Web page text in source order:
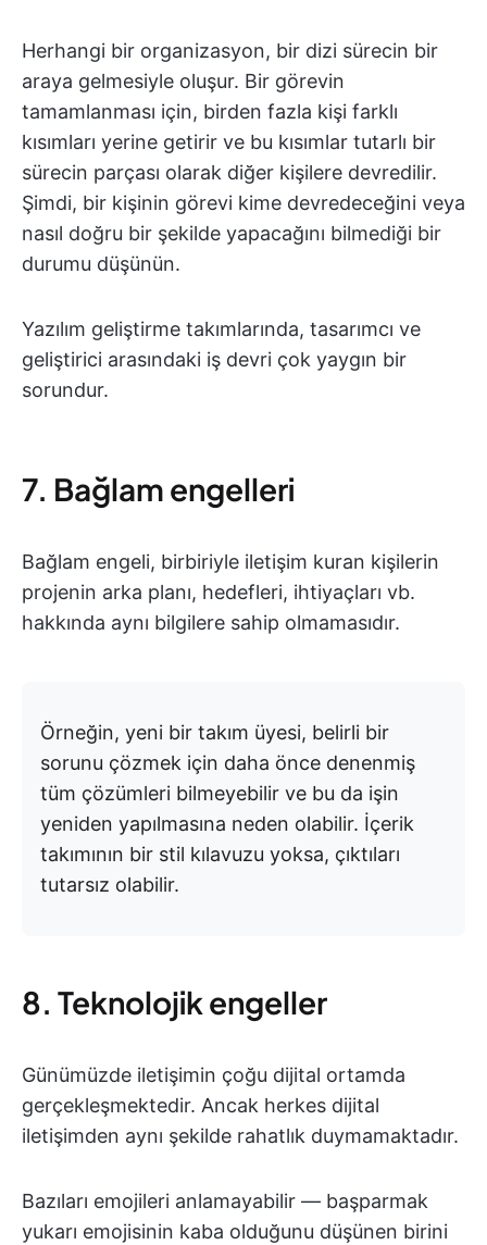
Herhangi bir organizasyon, bir dizi sürecin bir
araya gelmesiyle oluşur. Bir görevin
tamamlanması için, birden fazla kişi farklı
kısımları yerine getirir ve bu kısımlar tutarlı bir
sürecin parçası olarak diğer kişilere devredilir.
Şimdi, bir kişinin görevi kime devredeceğini veya
nasıl doğru bir şekilde yapacağını bilmediği bir
durumu düşünün.
Yazılım geliştirme takımlarında, tasarımcı ve
geliştirici arasındaki iş devri çok yaygın bir
sorundur.
7. Bağlam engelleri
Bağlam engeli, birbiriyle iletişim kuran kişilerin
projenin arka planı, hedefleri, ihtiyaçları vb.
hakkında aynı bilgilere sahip olmamasıdır.
Örneğin, yeni bir takım üyesi, belirli bir
sorunu çözmek için daha önce denenmiş
tüm çözümleri bilmeyebilir ve bu da işin
yeniden yapılmasına neden olabilir. İçerik
takımının bir stil kılavuzu yoksa, çıktıları
tutarsız olabilir.
8. Teknolojik engeller
Günümüzde iletişimin çoğu dijital ortamda
gerçekleşmektedir. Ancak herkes dijital
iletişimden aynı şekilde rahatlık duymamaktadır.
Bazıları emojileri anlamayabilir — başparmak
yukarı emojisinin kaba olduğunu düşünen birini